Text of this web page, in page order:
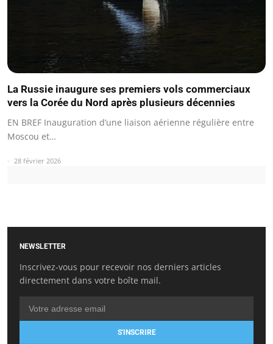
La Russie inaugure ses premiers vols commerciaux
vers la Corée du Nord après plusieurs décennies
EN BREF Inauguration d’une liaison aérienne régulière entre
Moscou et…
28 février 2026
NEWSLETTER
Inscrivez-vous pour recevoir nos derniers articles
directement dans votre boîte mail.
S'INSCRIRE